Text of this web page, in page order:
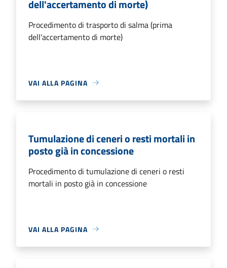
dell'accertamento di morte)
Procedimento di trasporto di salma (prima
dell'accertamento di morte)
VAI ALLA PAGINA
Tumulazione di ceneri o resti mortali in
posto già in concessione
Procedimento di tumulazione di ceneri o resti
mortali in posto già in concessione
VAI ALLA PAGINA